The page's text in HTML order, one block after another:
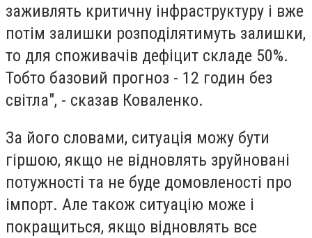
заживлять критичну інфраструктуру і вже
потім залишки розподілятимуть залишки,
то для споживачів дефіцит складе 50%.
Тобто базовий прогноз - 12 годин без
світла", - сказав Коваленко.
За його словами, ситуація можу бути
гіршою, якщо не відновлять зруйновані
потужності та не буде домовленості про
імпорт. Але також ситуацію може і
покращиться, якщо відновлять все